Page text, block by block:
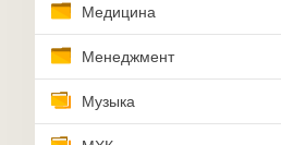
Медицина
Менеджмент
Музыка